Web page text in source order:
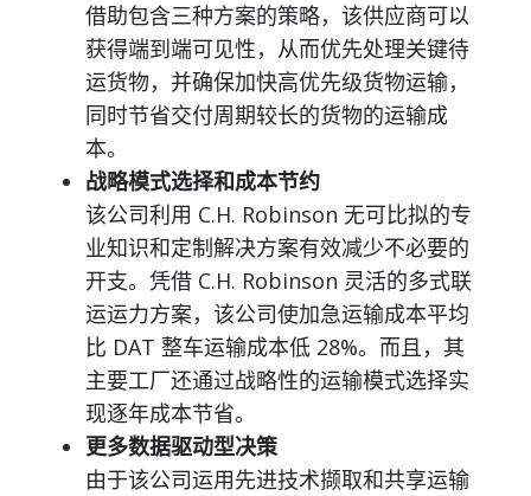
借助包含三种方案的策略，该供应商可以
获得端到端可见性，从而优先处理关键待
运货物，并确保加快高优先级货物运输，
同时节省交付周期较长的货物的运输成
本。
战略模式选择和成本节约
该公司利用 C.H. Robinson 无可比拟的专
业知识和定制解决方案有效减少不必要的
开支。凭借 C.H. Robinson 灵活的多式联
运运力方案，该公司使加急运输成本平均
比 DAT 整车运输成本低 28%。而且，其
主要工厂还通过战略性的运输模式选择实
现逐年成本节省。
更多数据驱动型决策
由于该公司运用先进技术撷取和共享运输